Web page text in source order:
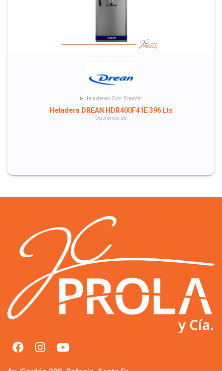
> Heladeras Con Freezer
Heladera DREAN HDR400F41E 396 Lts
Opciones de